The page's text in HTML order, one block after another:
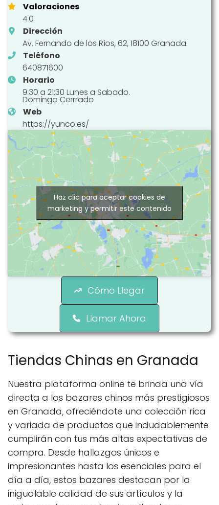
Valoraciones
4.0
Dirección
Av. Fernando de los Ríos, 62, 18100 Granada
Teléfono
640871600
Horario
9:30 a 21:30 Lunes a Sabado.
Domingo Cerrrado
Web
https://yunco.es/
Haz clic para aceptar cookies de
marketing y permitir este contenido
Cómo Llegar
Llamar Ahora
Tiendas Chinas en Granada
Nuestra plataforma online te brinda una vía
directa a los bazares chinos más prestigiosos
en Granada, ofreciéndote una colección rica
y variada de productos que indudablemente
cumplirán con tus más altas expectativas de
compra. Desde hallazgos únicos e
impresionantes hasta los esenciales para el
día a día, estos bazares destacan por la
inigualable calidad de sus artículos y la